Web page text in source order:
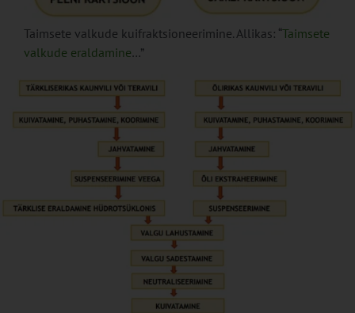
Taimsete valkude kuifraktsioneerimine. Allikas: “Taimsete
valkude eraldamine…”